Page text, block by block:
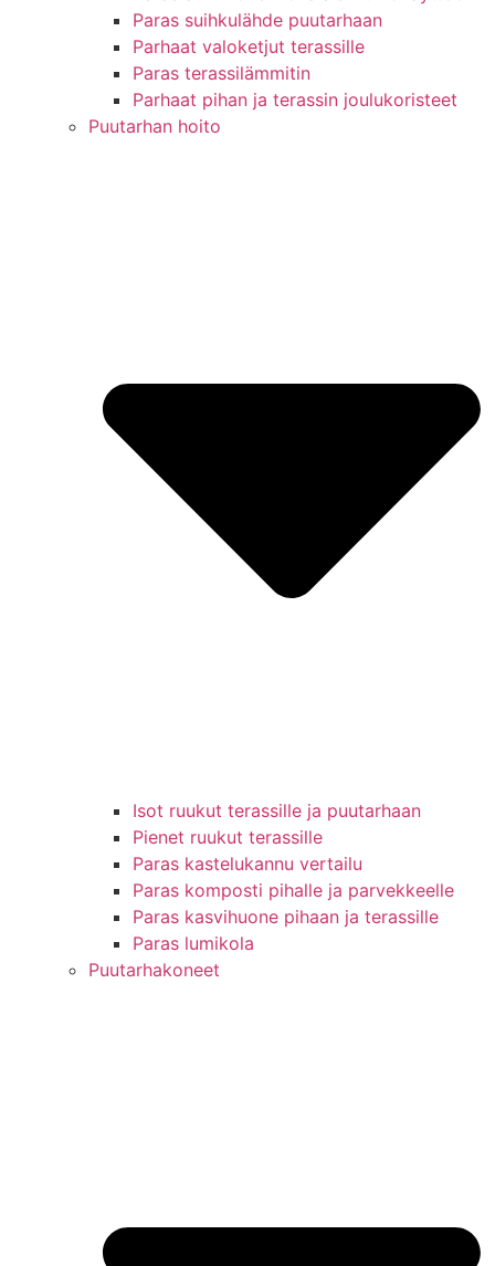
Paras suihkulähde puutarhaan
Parhaat valoketjut terassille
Paras terassilämmitin
Parhaat pihan ja terassin joulukoristeet
Puutarhan hoito
Isot ruukut terassille ja puutarhaan
Pienet ruukut terassille
Paras kastelukannu vertailu
Paras komposti pihalle ja parvekkeelle
Paras kasvihuone pihaan ja terassille
Paras lumikola
Puutarhakoneet